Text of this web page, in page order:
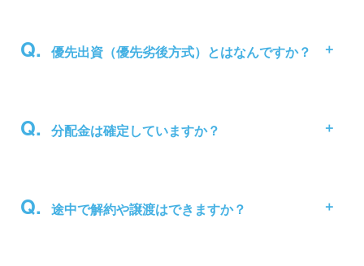
優先出資（優先劣後方式）とはなんですか？
分配金は確定していますか？
途中で解約や譲渡はできますか？